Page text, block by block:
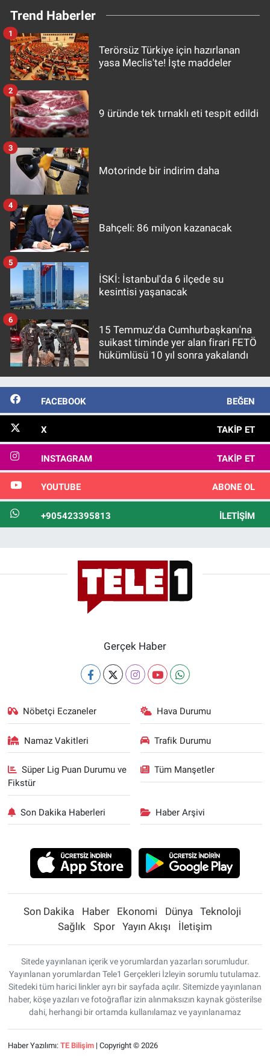
Trend Haberler
Terörsüz Türkiye için hazırlanan
yasa Meclis'te! İşte maddeler
1
9 üründe tek tırnaklı eti tespit edildi
2
Motorinde bir indirim daha
3
Bahçeli: 86 milyon kazanacak
4
İSKİ: İstanbul'da 6 ilçede su
kesintisi yaşanacak
5
15 Temmuz'da Cumhurbaşkanı'na
suikast timinde yer alan firari FETÖ
hükümlüsü 10 yıl sonra yakalandı
6
FACEBOOK BEĞEN
X TAKIP ET
INSTAGRAM TAKIP ET
YOUTUBE ABONE OL
+905423395813 İLETIŞIM
Gerçek Haber
Nöbetçi Eczaneler Hava Durumu
Namaz Vakitleri Trafik Durumu
Süper Lig Puan Durumu ve
Fikstür
Tüm Manşetler
Son Dakika Haberleri Haber Arşivi
Son Dakika Haber Ekonomi Dünya
Teknoloji
Sağlık
Spor Yayın Akışı İletişim
Sitede yayınlanan içerik ve yorumlardan yazarları sorumludur.
Yayınlanan yorumlardan Tele1 Gerçekleri İzleyin sorumlu tutulamaz.
Sitedeki tüm harici linkler ayrı bir sayfada açılır. Sitemizde yayınlanan
haber, köşe yazıları ve fotoğraflar izin alınmaksızın kaynak gösterilse
dahi, herhangi bir ortamda kullanılamaz ve yayınlanamaz
Haber Yazılımı: TE Bilişim| Copyright © 2026